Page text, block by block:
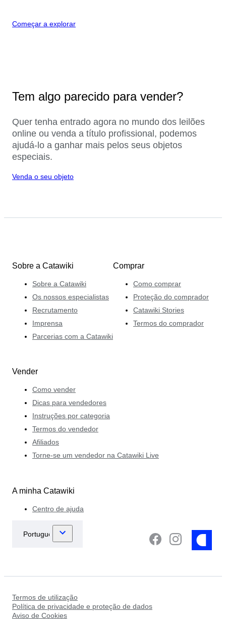
Começar a explorar
Tem algo parecido para vender?
Quer tenha entrado agora no mundo dos leilões
online ou venda a título profissional, podemos
ajudá-lo a ganhar mais pelos seus objetos
especiais.
Venda o seu objeto
Sobre a Catawiki
Sobre a Catawiki
Os nossos especialistas
Recrutamento
Imprensa
Parcerias com a Catawiki
Comprar
Como comprar
Proteção do comprador
Catawiki Stories
Termos do comprador
Vender
Como vender
Dicas para vendedores
Instruções por categoria
Termos do vendedor
Afiliados
Torne-se um vendedor na Catawiki Live
A minha Catawiki
Centro de ajuda
Termos de utilização
Política de privacidade e proteção de dados
Aviso de Cookies